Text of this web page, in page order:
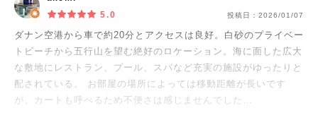
5.0
投稿日： 2026/01/07
ダナン空港から車で約20分とアクセスは良好。白砂のプライベー
トビーチから五行山を望む絶好のロケーション。海に面した広大
な敷地にレストラン、プール、スパなど充実の施設がゆったりと
配されている。 お部屋の場所によっては移動距離が長いです
が、カートも呼べるため不便さは感じませんでした…